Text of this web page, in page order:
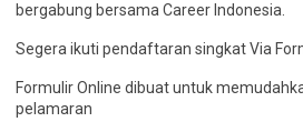
bergabung bersama Career Indonesia.
Segera ikuti pendaftaran singkat Via
Formulir Online dibuat untuk
pelamaran